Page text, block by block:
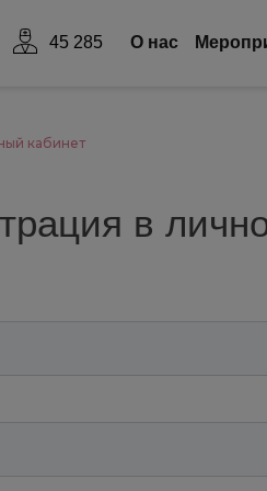
45 285 О нас
кабинет
в